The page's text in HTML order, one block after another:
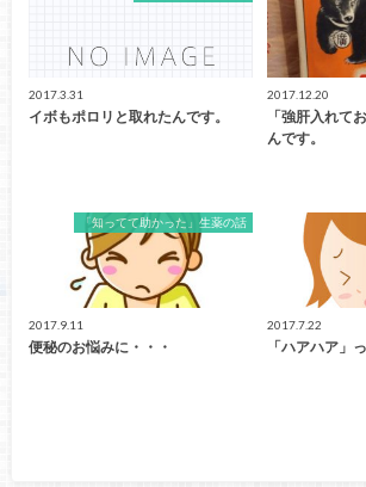
2017.3.31
イボもポロリと取れたんです。
2017.12.20
「強肝入れて
んです。
「知ってて助かった」生薬の話
2017.9.11
便秘のお悩みに・・・
2017.7.22
「ハアハア」